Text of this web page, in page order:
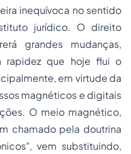
inequívoca no sentido
jurídico. O direito
grandes mudanças,
rapidez que hoje flui o
em virtude da
magnéticos e digitais
O meio magnético,
chamado pela doutrina
vem substituindo,